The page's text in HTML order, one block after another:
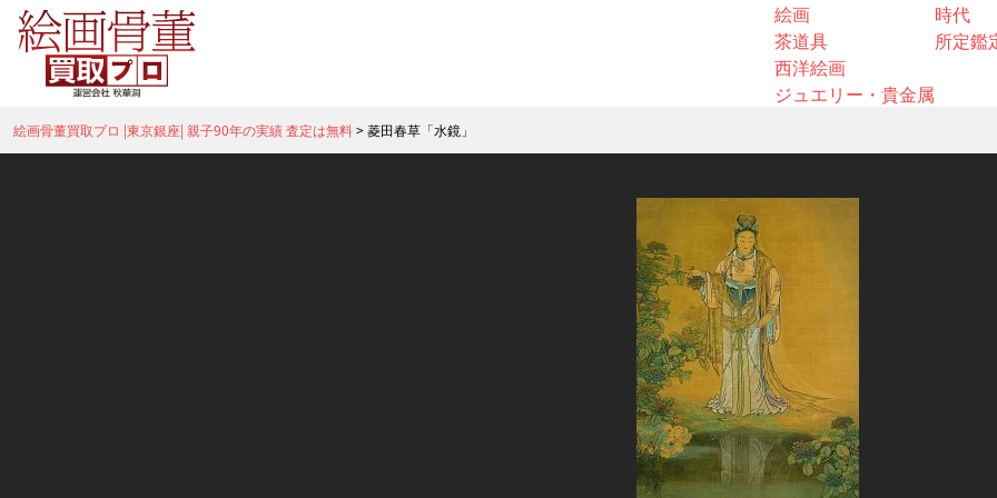
絵画
茶道具
西洋絵画
ジュエリー・貴金属
時代
所定鑑
絵画骨董買取プロ |東京銀座| 親子90年の実績 査定は無料>菱田春草「水鏡」